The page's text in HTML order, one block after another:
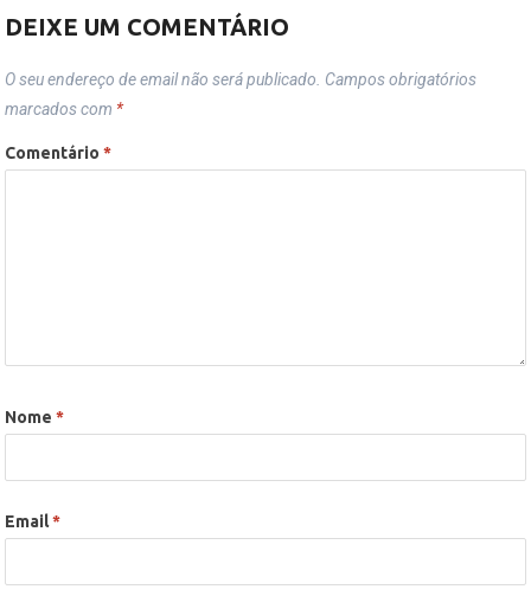
DEIXE UM COMENTÁRIO
O seu endereço de email não será publicado. Campos obrigatórios
marcados com *
Comentário*
Nome*
Email*